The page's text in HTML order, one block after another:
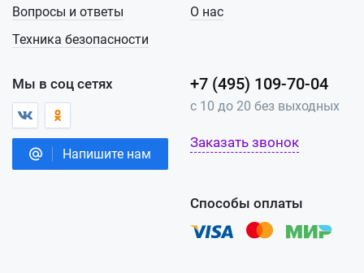
Вопросы и ответы
Техника безопасности
О нас
Мы в соц сетях
Напишите нам
+7 (495) 109-70-04
с 10 до 20 без выходных
Заказать звонок
Способы оплаты